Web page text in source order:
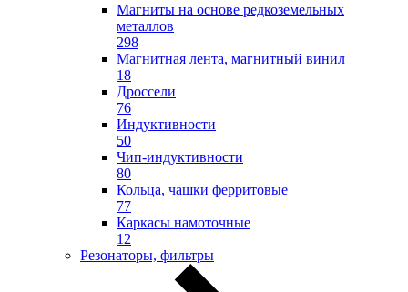
Магниты на основе редкоземельных
металлов
298
Магнитная лента, магнитный винил
18
Дроссели
76
Индуктивности
50
Чип-индуктивности
80
Кольца, чашки ферритовые
77
Каркасы намоточные
12
Резонаторы, фильтры